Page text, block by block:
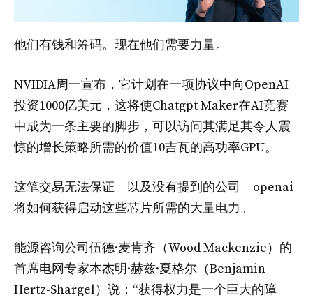
他们有钱和筹码。现在他们需要力量。
NVIDIA周一宣布，它计划在一项协议中向OpenAI
投资1000亿美元，这将使Chatgpt Maker在AI竞赛
中成为一条主要的脚步，可以访问其满足其令人震
惊的增长策略所需的价值10吉瓦的高功率GPU。
这笔交易无法保证 – 以及没有提到的公司 – openai
将如何获得启动这些芯片所需的大量电力。
能源咨询公司伍德·麦肯齐（Wood Mackenzie）的
首席电网专家本杰明·赫兹·夏格尔（Benjamin
Hertz-Shargel）说：“获得权力是一个巨大的障